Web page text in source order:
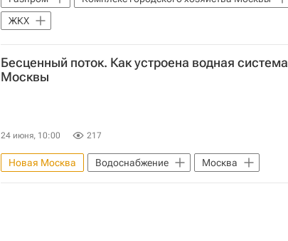
ЖКХ
Бесценный поток. Как устроена водная система
Москвы
24 июня, 10:00 217
Новая Москва Водоснабжение
Москва
Москва Сегодня: мегаполис для жизни
ЖКХ